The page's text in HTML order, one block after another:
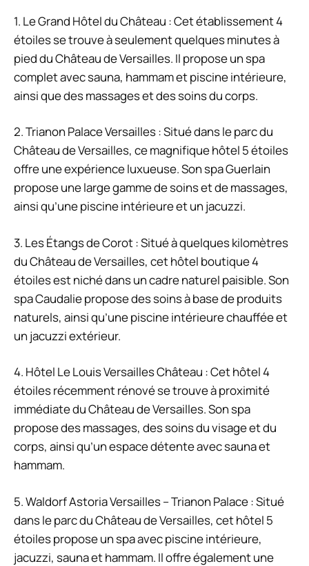
1. Le Grand Hôtel du Château : Cet établissement 4
étoiles se trouve à seulement quelques minutes à
pied du Château de Versailles. Il propose un spa
complet avec sauna, hammam et piscine intérieure,
ainsi que des massages et des soins du corps.
2. Trianon Palace Versailles : Situé dans le parc du
Château de Versailles, ce magnifique hôtel 5 étoiles
offre une expérience luxueuse. Son spa Guerlain
propose une large gamme de soins et de massages,
ainsi qu’une piscine intérieure et un jacuzzi.
3. Les Étangs de Corot : Situé à quelques kilomètres
du Château de Versailles, cet hôtel boutique 4
étoiles est niché dans un cadre naturel paisible. Son
spa Caudalie propose des soins à base de produits
naturels, ainsi qu’une piscine intérieure chauffée et
un jacuzzi extérieur.
4. Hôtel Le Louis Versailles Château : Cet hôtel 4
étoiles récemment rénové se trouve à proximité
immédiate du Château de Versailles. Son spa
propose des massages, des soins du visage et du
corps, ainsi qu’un espace détente avec sauna et
hammam.
5. Waldorf Astoria Versailles – Trianon Palace : Situé
dans le parc du Château de Versailles, cet hôtel 5
étoiles propose un spa avec piscine intérieure,
jacuzzi, sauna et hammam. Il offre également une